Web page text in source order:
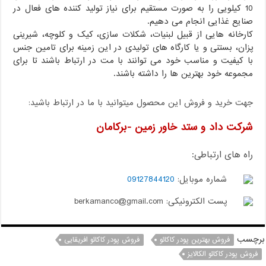
10 کیلویی را به صورت مستقیم برای نیاز تولید کننده های فعال در
صنایع غذایی انجام می دهیم.
کارخانه هایی از قبیل لبنیات، شکلات سازی، کیک و کلوچه، شیرینی
پزان، بستنی و یا کارگاه های تولیدی در این زمینه برای تامین جنس
با کیفیت و مناسب خود می توانند با مت در ارتباط باشند تا برای
مجموعه خود بهترین ها را داشته باشند.
جهت خرید و فروش این محصول میتوانید با ما در ارتباط باشید:
شرکت داد و ستد خاور زمین -برکامان
راه های ارتباطی:
شماره موبایل: 09127844120
پست الکترونیکی: berkamanco@gmail.com
برچسب فروش بهترین پودر کاکائو
فروش پودر کاکائو افریقایی
فروش پودر کاکائو الکالایز